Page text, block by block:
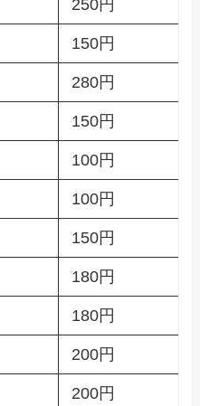
250円
150円
280円
150円
100円
100円
150円
180円
180円
200円
200円